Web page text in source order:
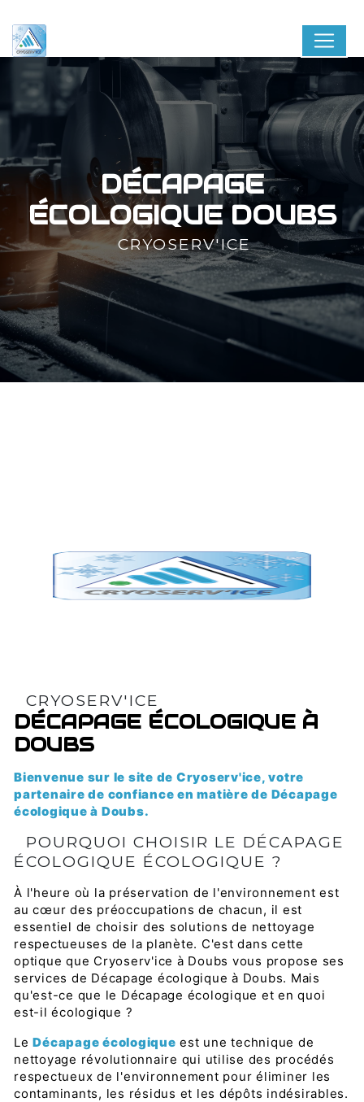
DÉCAPAGE
ÉCOLOGIQUE DOUBS
CRYOSERV'ICE
CRYOSERV'ICE
DÉCAPAGE ÉCOLOGIQUE À
DOUBS
Bienvenue sur le site de Cryoserv'ice, votre
partenaire de confiance en matière de Décapage
écologique à Doubs.
POURQUOI CHOISIR LE DÉCAPAGE
ÉCOLOGIQUE ÉCOLOGIQUE ?
À l'heure où la préservation de l'environnement est
au cœur des préoccupations de chacun, il est
essentiel de choisir des solutions de nettoyage
respectueuses de la planète. C'est dans cette
optique que Cryoserv'ice à Doubs vous propose ses
services de Décapage écologique à Doubs. Mais
qu'est-ce que le Décapage écologique et en quoi
est-il écologique ?
LeDécapage écologique est une technique de
nettoyage révolutionnaire qui utilise des procédés
respectueux de l'environnement pour éliminer les
contaminants, les résidus et les dépôts indésirables.